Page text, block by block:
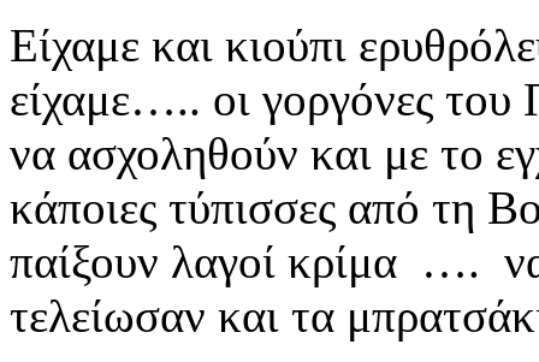
Είχαμε και κιούπι
είχαμε….. οι γοργόνες του
να ασχοληθούν και με το
κάποιες τύπισσες από τη
παίξουν λαγοί κρίμα ….
τελείωσαν και τα